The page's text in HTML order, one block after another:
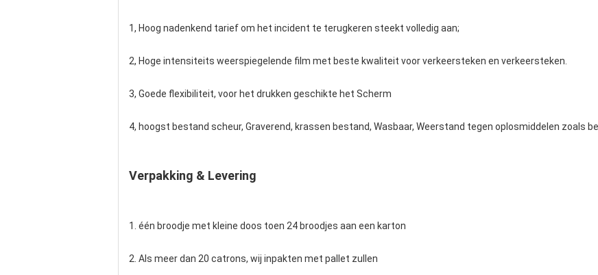
1, Hoog nadenkend tarief om het incident te terugkeren steekt volledig aan;
2, Hoge intensiteits weerspiegelende film met beste kwaliteit voor verkeersteken en verkeersteken.
3, Goede flexibiliteit, voor het drukken geschikte het Scherm
4, hoogst bestand scheur, Graverend, krassen bestand, Wasbaar, Weerstand tegen oplosmiddelen zoals
Verpakking & Levering
1. één broodje met kleine doos toen 24 broodjes aan een karton
2. Als meer dan 20 catrons, wij inpakten met pallet zullen